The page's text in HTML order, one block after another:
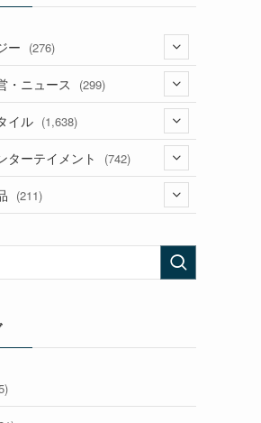
ー (276)
(187)
(53)
・ニュース (299)
(181)
イル (1,638)
(282)
ターテイメント (742)
(56)
(472)
(211)